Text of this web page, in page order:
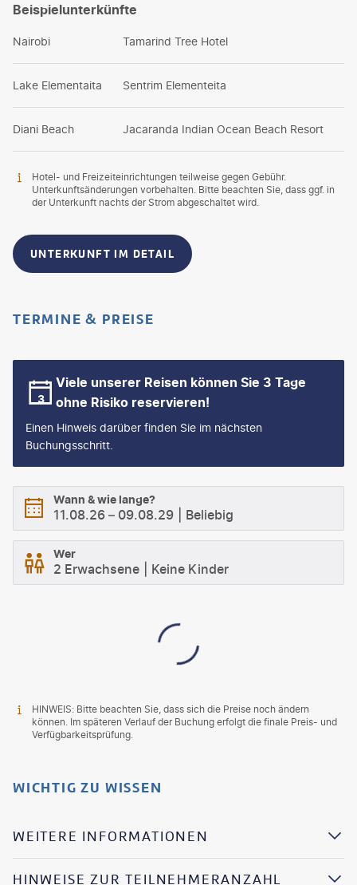
Beispielunterkünfte
Nairobi Tamarind Tree Hotel
Lake Elementaita Sentrim Elementeita
Diani Beach Jacaranda Indian Ocean Beach Resort
Hotel- und Freizeiteinrichtungen teilweise gegen Gebühr.
Unterkunftsänderungen vorbehalten. Bitte beachten Sie, dass ggf. in
der Unterkunft nachts der Strom abgeschaltet wird.
UNTERKUNFT IM DETAIL
TERMINE & PREISE
Viele unserer Reisen können Sie 3 Tage
ohne Risiko reservieren!
Einen Hinweis darüber finden Sie im nächsten
Buchungsschritt.
Wann & wie lange?
11.08.26 – 09.08.29 Beliebig
Wer
2 Erwachsene Keine Kinder
HINWEIS: Bitte beachten Sie, dass sich die Preise noch ändern
können. Im späteren Verlauf der Buchung erfolgt die finale Preis- und
Verfügbarkeitsprüfung.
WICHTIG ZU WISSEN
WEITERE INFORMATIONEN
HINWEISE ZUR TEILNEHMERANZAHL